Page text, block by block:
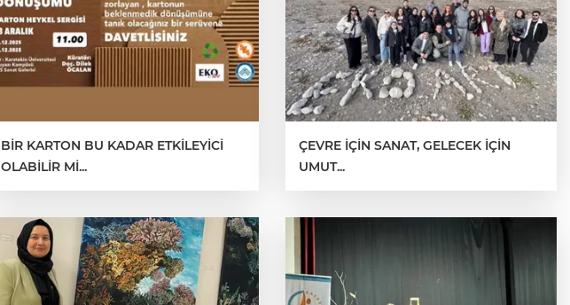
BİR KARTON BU KADAR ETKİLEYİCİ
OLABİLİR Mİ...
ÇEVRE İÇİN SANAT, GELECEK İÇİN
UMUT...